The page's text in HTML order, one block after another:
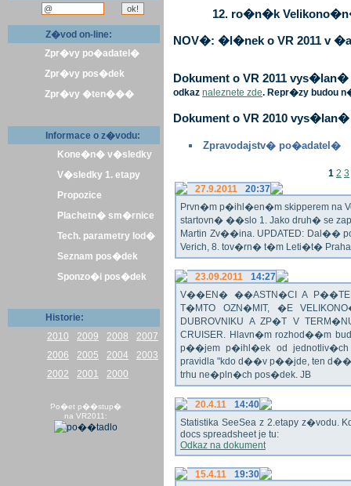
Z�vod on-line:
Zpr�vy po�adatel�
Zpr�vy pos�dek
Zpr�vy �ten���
Informace o z�vodu:
Kone�n� v�sledky
V�sledky 1. etapy
Propozice
Plachetn� sm�rnice
Tech. parametry lod�
Seznam pos�dek
Sponzo�i pos�dek
Historie:
2010
2009 2008
2007
2006
2005 2004
2003
2002
2001 2000
Po�et p��stup�
na VR2011:
12. ro�n�k
NOV�: �l�nek o VR 2011 v
Dokument o VR 2011
odkaz naleznete zde. Repr�zy budou
Dokument o VR 2010
Zpravodajstv� po�adatel�
1 2 3
27.9.2011
20:37
Prvn�m p�ihl�en�m skipperem na
startovn� ��slo 1. Jako druh� se
Martin Zv��ina. UPDATED: Dal��
Verich, 8. tov�rn� t�m Leti�t� Praha
23.09.2011
14:27
V��EN� ��ASTN�CI A
T�MTO OZN�MIT, �E
DUBROVNIKU A ZP�T V
CRUISER. Hlavn�m rozhod��m
p��jem p�ihl�ek od
pravidla "kdo d��v p��jde, ten
trhu ne�pln�ch pos�dek. JB
20.4.11
14:40
Statistika SeeSea z 2.etapy z�vodu.
docs spreadsheet je tu:
Odkaz na dokument
15.4.11
19:30